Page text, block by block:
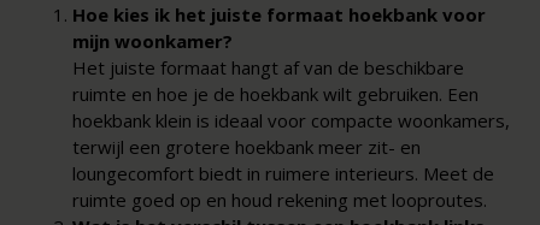
Hoe kies ik het juiste formaat hoekbank voor
mijn woonkamer?
Het juiste formaat hangt af van de beschikbare
ruimte en hoe je de hoekbank wilt gebruiken. Een
hoekbank klein is ideaal voor compacte woonkamers,
terwijl een grotere hoekbank meer zit- en
loungecomfort biedt in ruimere interieurs. Meet de
ruimte goed op en houd rekening met looproutes.